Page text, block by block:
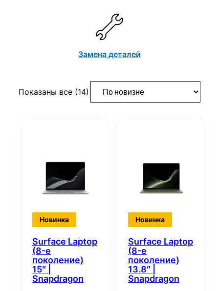
Замена деталей
Показаны все (14) Сортировка:
самые
Новинка
Surface Laptop
(8-е
поколение)
15″ |
Snapdragon
Новинка
Surface Laptop
(8-е
поколение)
13.8″ |
Snapdragon